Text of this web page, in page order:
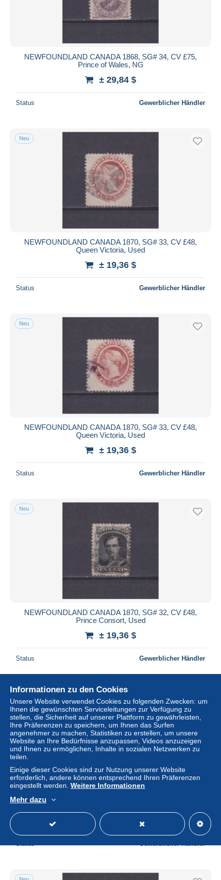
NEWFOUNDLAND CANADA 1868, SG# 34, CV £75,
Prince of Wales, NG
± 29,84 $
Status Gewerblicher Händler
Neu
NEWFOUNDLAND CANADA 1870, SG# 33, CV £48,
Queen Victoria, Used
± 19,36 $
Status Gewerblicher Händler
Neu
NEWFOUNDLAND CANADA 1870, SG# 33, CV £48,
Queen Victoria, Used
± 19,36 $
Status Gewerblicher Händler
Neu
NEWFOUNDLAND CANADA 1870, SG# 32, CV £48,
Prince Consort, Used
± 19,36 $
Status Gewerblicher Händler
Neu
NEWFOUNDLAND CANADA 1870, SG# 32, CV £48,
± 19,36 $
Informationen zu den Cookies
Unsere Website verwendet Cookies zu folgenden Zwecken: um
Ihnen die gewünschten Serviceleitungen zur Verfügung zu
stellen, die Sicherheit auf unserer Plattform zu gewährleisten,
Ihre Präferenzen zu speichern, um Ihnen das Surfen
angenehmer zu machen, Statistiken zu erstellen, um unsere
Website an Ihre Bedürfnisse anzupassen, Videos anzuzeigen
und Ihnen zu ermöglichen, Inhalte in sozialen Netzwerken zu
teilen.
Einige dieser Cookies sind zur Nutzung unserer Website
erforderlich, andere können entsprechend Ihren Präferenzen
eingestellt werden. Weitere Informationen
Mehr dazu